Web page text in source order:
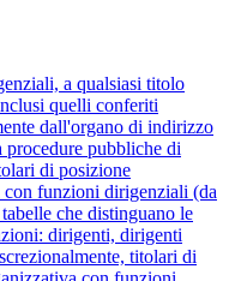
a qualsiasi titolo
quelli conferiti
dall'organo di indirizzo
procedure pubbliche di
di posizione
con funzioni dirigenziali (da
che distinguano le
dirigenti, dirigenti
titolari di